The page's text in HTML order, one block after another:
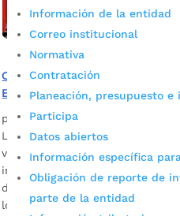
Información de la entidad
Correo institucional
Normativa
Contratación
Planeación, presupuesto e
Participa
Datos abiertos
Información específica
Obligación de reporte de
parte de la entidad
Comuníquese con el Cuerpo
Bucaramanga solo si es una
por Alcaldía de Bucaramanga
La institución informa que la
viene reportando las jornadas
incendios. Recuerde que una
desplazamiento de equipos y
los recursos de la institución.